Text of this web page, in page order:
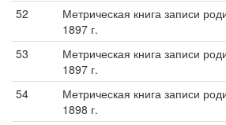
52
Метрическая книга записи
1897 г.
53
Метрическая книга записи
1897 г.
54
Метрическая книга записи
1898 г.